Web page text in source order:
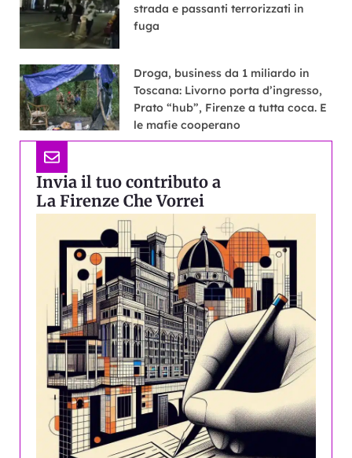
strada e passanti terrorizzati in
fuga
Droga, business da 1 miliardo in
Toscana: Livorno porta d’ingresso,
Prato “hub”, Firenze a tutta coca. E
le mafie cooperano
Invia il tuo contributo a
La Firenze Che Vorrei